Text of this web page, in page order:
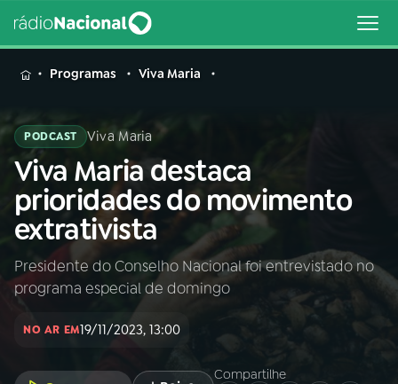
MENU
Buscar
na
Rádio
Nacional
Buscar
AO VIVO
INÍCIO
Programas Viva Maria
PODCAST Viva Maria
Viva Maria destaca
prioridades do movimento
extrativista
Presidente do Conselho Nacional foi entrevistado no
programa especial de domingo
NO AR EM19/11/2023, 13:00
Compartilhe